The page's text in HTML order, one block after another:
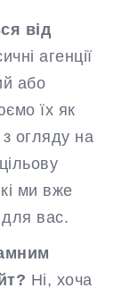
від
агенції
або
їх як
огляду на
ми вже
вас.
Ні, хоча